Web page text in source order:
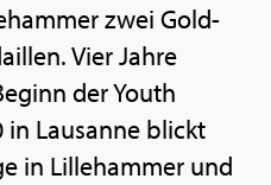
zwei Gold-
Vier Jahre
der Youth
in Lausanne blickt
in Lillehammer und